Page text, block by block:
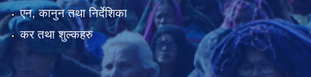
एन, कानुन तथा निर्देशिका
कर तथा शुल्कहरु